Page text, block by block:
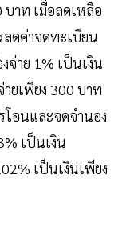
บาท เมื่อลดเหลือ
ลดค่าจดทะเบียน
จ่าย 1% เป็นเงิน
ยเพียง 300 บาท
โอนและจดจำนอง
เป็นเงิน
เป็นเงินเพียง